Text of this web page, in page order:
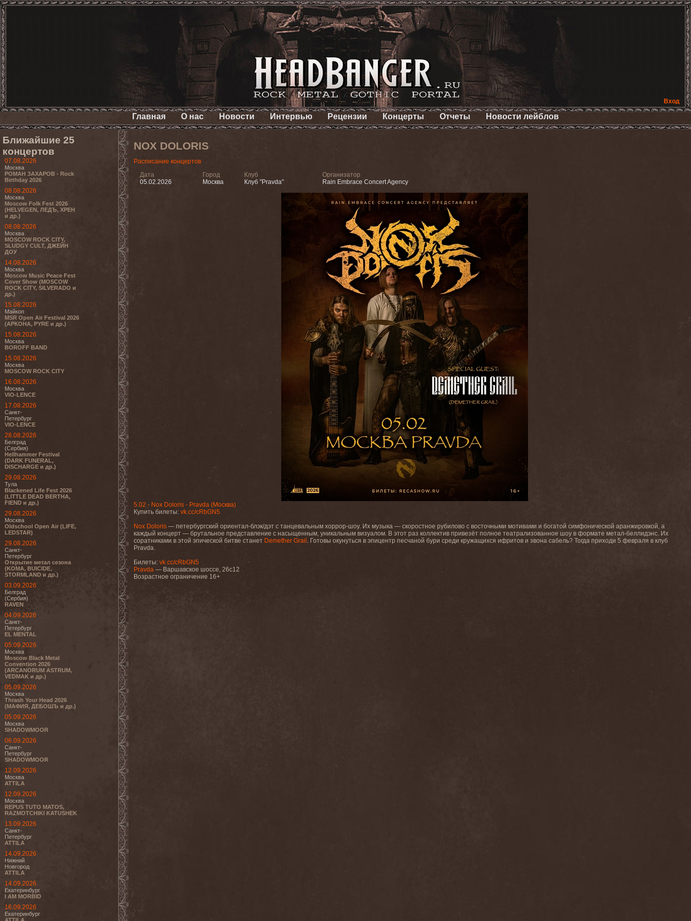
Вход
Главная О нас Новости Интервью Рецензии Концерты Отчеты Новости лейблов
Ближайшие 25
концертов
07.08.2026
Москва
РОМАН ЗАХАРОВ - Rock
Birthday 2026
08.08.2026
Москва
Moscow Folk Fest 2026
(HELVEGEN, ЛЕДЪ, ХРЕН
и др.)
08.08.2026
Москва
MOSCOW ROCK CITY,
SLUDGY CULT, ДЖЕЙН
ДОУ
14.08.2026
Москва
Moscow Music Peace Fest
Cover Show (MOSCOW
ROCK CITY, SILVERADO и
др.)
15.08.2026
Майкоп
MSR Open Air Festival 2026
(АРКОНА, PYRE и др.)
15.08.2026
Москва
BOROFF BAND
15.08.2026
Москва
MOSCOW ROCK CITY
16.08.2026
Москва
VIO-LENCE
17.08.2026
Санкт-
Петербург
VIO-LENCE
28.08.2026
Белград
(Сербия)
Hellhammer Festival
(DARK FUNERAL,
DISCHARGE и др.)
29.08.2026
Тула
Blackened Life Fest 2026
(LITTLE DEAD BERTHA,
FIEND и др.)
29.08.2026
Москва
Oldschool Open Air (LIFE,
LEDSTAR)
29.08.2026
Санкт-
Петербург
Открытие метал сезона
(KOMA, BUICIDE,
STORMLAND и др.)
03.09.2026
Белград
(Сербия)
RAVEN
04.09.2026
Санкт-
Петербург
EL MENTAL
05.09.2026
Москва
Moscow Black Metal
Convention 2026
(ARCANORUM ASTRUM,
VEDMAK и др.)
05.09.2026
Москва
Thrash Your Head 2026
(МАФИЯ, ДЕБОШЪ и др.)
05.09.2026
Москва
SHADOWMOOR
06.09.2026
Санкт-
Петербург
SHADOWMOOR
12.09.2026
Москва
ATTILA
12.09.2026
Москва
REPUS TUTO MATOS,
RAZMOTCHIKI KATUSHEK
13.09.2026
Санкт-
Петербург
ATTILA
14.09.2026
Нижний
Новгород
ATTILA
14.09.2026
Екатеринбург
I AM MORBID
16.09.2026
Екатеринбург
NOX DOLORIS
Расписание концертов
Дата
05.02.2026
Город
Москва
Клуб
Клуб "Pravda"
Организатор
Rain Embrace Concert Agency
5.02 - Nox Doloris - Pravda (Москва)
Купить билеты: vk.cc/cRbGN5
Nox Doloris — петербургский ориентал-блэк/дэт с танцевальным хоррор-шоу. Их музыка — скоростное рубилово с восточными мотивами и богатой симфонической аранжировкой, а
каждый концерт — брутальное представление с насыщенным, уникальным визуалом. В этот раз коллектив привезёт полное театрализованное шоу в формате метал-беллидэнс. Их
соратниками в этой эпической битве станет Demether Grail . Готовы окунуться в эпицентр песчаной бури среди кружащихся ифритов и звона сабель? Тогда приходи 5 февраля в клуб
Pravda.
Билеты: vk.cc/cRbGN5
Pravda — Варшавское шоссе, 26с12
Возрастное ограничение 16+